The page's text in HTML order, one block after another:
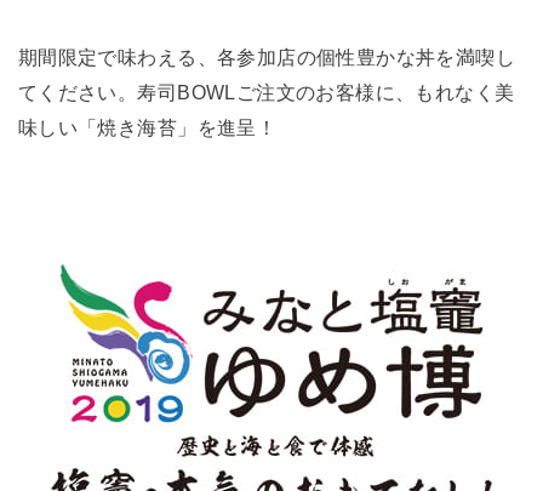
期間限定で味わえる、各参加店の個性豊かな丼を満喫し
てください。寿司BOWLご注文のお客様に、もれなく美
味しい「焼き海苔」を進呈！